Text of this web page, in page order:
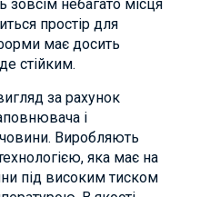
зовсім небагато місця
простір для
має досить
стійким.
за рахунок
і
Виробляють
яка має на
під високим тиском